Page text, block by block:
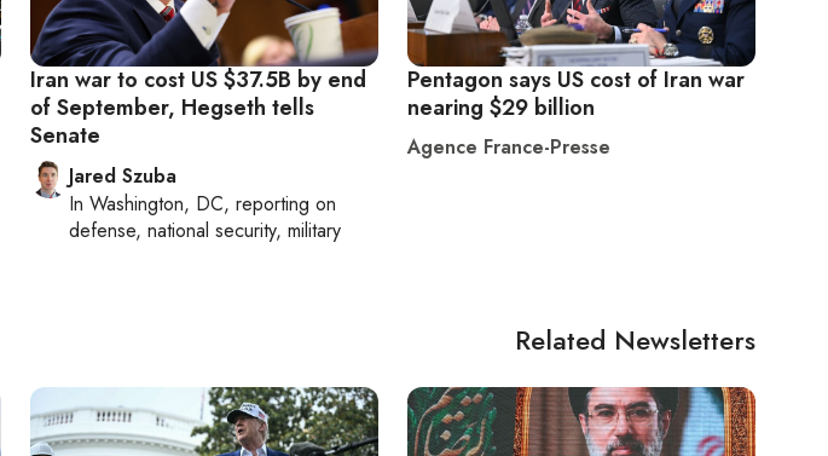
Pentagon says US cost of Iran war
nearing $29 billion
Agence France-Presse
Iran war to cost US $37.5B by end
of September, Hegseth tells
Senate
Jared Szuba
In Washington, DC, reporting on
defense, national security, military
Related Newsletters